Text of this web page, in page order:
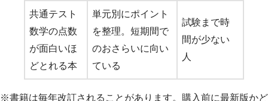
共通テスト
数学の点数
が面白いほ
どとれる本
単元別にポイント
を整理。短期間で
のおさらいに向い
ている
試験まで時
間が少ない
人
※書籍は毎年改訂されることがあります。購入前に最新版かど